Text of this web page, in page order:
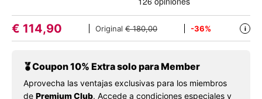
€ 114,90 Original € 180,00 -36% i
Coupon 10% Extra solo para Member
Aprovecha las ventajas exclusivas para los miembros
de Premium Club. Accede a condiciones especiales y